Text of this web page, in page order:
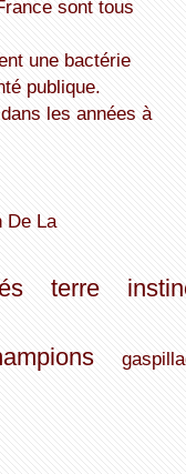
publique.
De La
terre